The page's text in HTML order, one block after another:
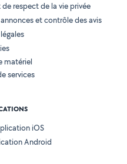
respect de la vie privée
et contrôle des avis
matériel
services
iOS
Android